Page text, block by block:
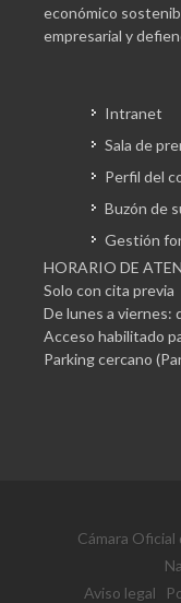
económico
empresarial y
Intranet
Sala de
Perfil del
Buzón de
Gestión
HORARIO DE
Solo con cita previa
De lunes a viernes:
Acceso habilitado
Parking cercano
Cámara
Aviso legal